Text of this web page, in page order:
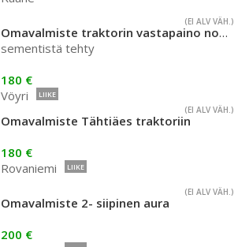
(EI ALV VÄH.)
Omavalmiste traktorin vastapaino nostolaitteella
sementistä tehty
180 €
Vöyri
LIIKE
(EI ALV VÄH.)
Omavalmiste Tähtiäes traktoriin
180 €
Rovaniemi
LIIKE
(EI ALV VÄH.)
Omavalmiste 2- siipinen aura
200 €